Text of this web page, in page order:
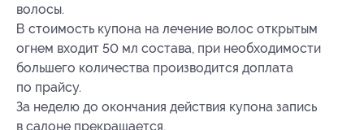
волосы.
В стоимость купона на лечение волос открытым
огнем входит 50 мл состава, при необходимости
большего количества производится доплата
по прайсу.
За неделю до окончания действия купона запись
в салоне прекращается.